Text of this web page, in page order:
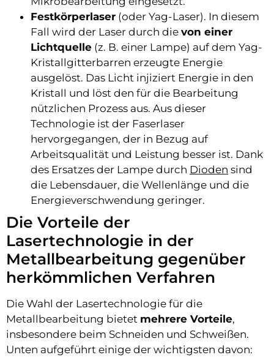
Festkörperlaser (oder Yag-Laser). In diesem
Fall wird der Laser durch die von einer
Lichtquelle (z. B. einer Lampe) auf dem Yag-
Kristallgitterbarren erzeugte Energie
ausgelöst. Das Licht injiziert Energie in den
Kristall und löst den für die Bearbeitung
nützlichen Prozess aus. Aus dieser
Technologie ist der Faserlaser
hervorgegangen, der in Bezug auf
Arbeitsqualität und Leistung besser ist. Dank
des Ersatzes der Lampe durch Dioden sind
die Lebensdauer, die Wellenlänge und die
Energieverschwendung geringer.
Die Vorteile der
Lasertechnologie in der
Metallbearbeitung gegenüber
herkömmlichen Verfahren
Die Wahl der Lasertechnologie für die
Metallbearbeitung bietet mehrere Vorteile,
insbesondere beim Schneiden und Schweißen.
Unten aufgeführt einige der wichtigsten davon: